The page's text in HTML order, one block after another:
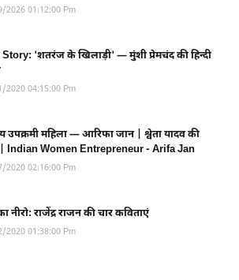
2026 01:12:00 Pm
'शतरंज के खिलाड़ी' — मुंशी प्रेमचंद की हिन्दी
2020 04:15:00 Pm
उपक्रमी महिला — आरिफा जान | श्वेता यादव की
| Indian Women Entrepreneur - Arifa Jan
2020 02:16:00 Pm
राजेंद्र राजन की चार कविताएं
2020 01:38:00 Pm